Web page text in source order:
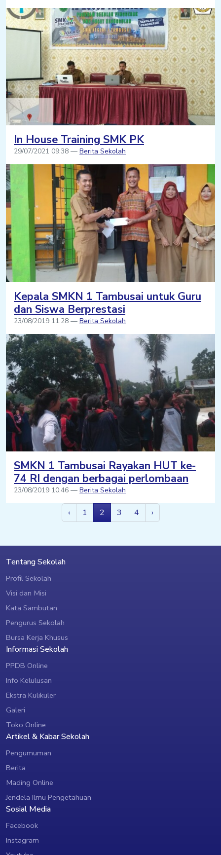
In House Training SMK PK
29/07/2021 09:38 — Berita Sekolah
Kepala SMKN 1 Tambusai untuk Guru
dan Siswa Berprestasi
23/08/2019 11:28 — Berita Sekolah
SMKN 1 Tambusai Rayakan HUT ke-
74 RI dengan berbagai perlombaan
23/08/2019 10:46 — Berita Sekolah
‹ 1 2 3 4 ›
Tentang Sekolah
Profil Sekolah
Visi dan Misi
Kata Sambutan
Pengurus Sekolah
Bursa Kerja Khusus
Informasi Sekolah
PPDB Online
Info Kelulusan
Ekstra Kulikuler
Galeri
Toko Online
Artikel & Kabar Sekolah
Pengumuman
Berita
Mading Online
Jendela Ilmu Pengetahuan
Sosial Media
Facebook
Instagram